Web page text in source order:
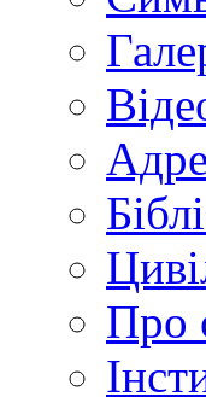
Про